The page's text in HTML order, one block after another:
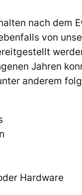
nach dem
von
Jahren
anderem
Hardware